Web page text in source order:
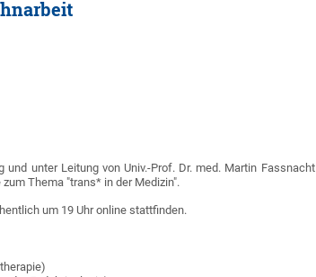
unter Leitung von Univ.-Prof. Dr. med. Martin Fassnacht
Thema "trans* in der Medizin".
um 19 Uhr online stattfinden.